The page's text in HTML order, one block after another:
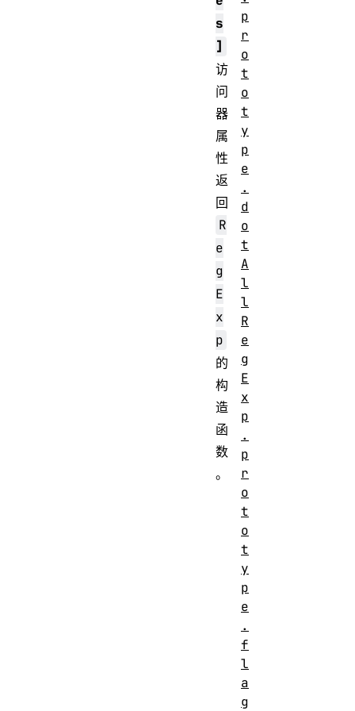
s
]
访
问
器
属
性
返
回
R
e
g
E
x
p
的
构
造
函
数
。
p
r
o
t
o
t
y
p
e
.
d
o
t
A
l
l
R
e
g
E
x
p
.
p
r
o
t
o
t
y
p
e
.
f
l
a
g